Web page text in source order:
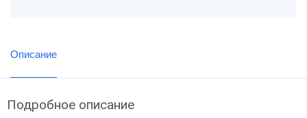
Описание
Подробное описание